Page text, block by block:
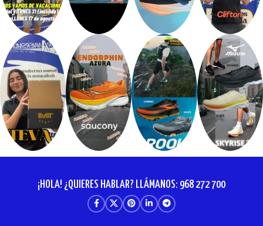
¡HOLA! ¿QUIERES HABLAR? LLÁMANOS: 968 272 700